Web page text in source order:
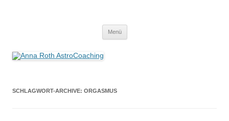
Menü
SCHLAGWORT-ARCHIVE: ORGASMUS